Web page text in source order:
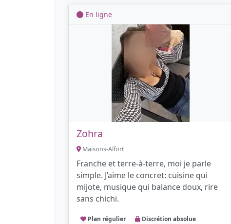
En ligne
Zohra
Maisons-Alfort
Franche et terre-à-terre, moi je parle
simple. J’aime le concret: cuisine qui
mijote, musique qui balance doux, rire
sans chichi.
Plan régulier Discrétion absolue